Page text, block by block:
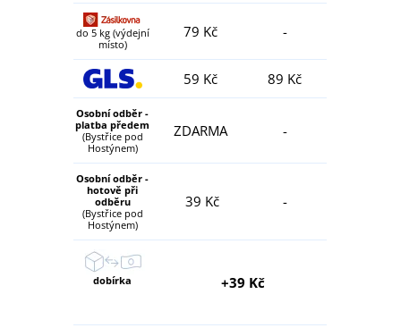
do 5 kg (výdejní
místo)
79 Kč -
59 Kč 89 Kč
Osobní odběr -
platba předem
(Bystřice pod
Hostýnem)
ZDARMA -
Osobní odběr -
hotově při
odběru
(Bystřice pod
Hostýnem)
39 Kč -
dobírka +39 Kč